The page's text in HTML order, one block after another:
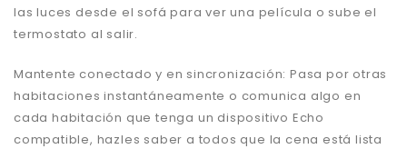
las luces desde el sofá para ver una película o sube el
termostato al salir.
Mantente conectado y en sincronización: Pasa por otras
habitaciones instantáneamente o comunica algo en
cada habitación que tenga un dispositivo Echo
compatible, hazles saber a todos que la cena está lista